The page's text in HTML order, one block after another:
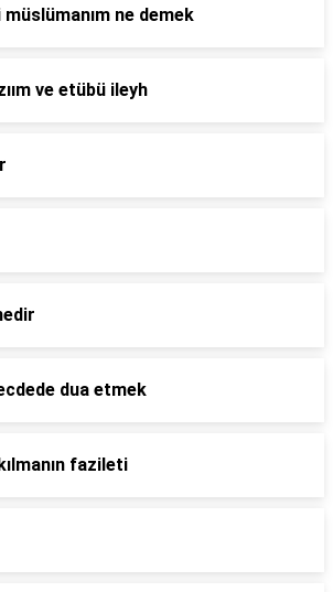
ne demek
ve etübü ileyh
dua etmek
fazileti